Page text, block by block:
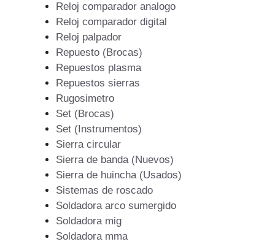
Reloj comparador analogo
Reloj comparador digital
Reloj palpador
Repuesto (Brocas)
Repuestos plasma
Repuestos sierras
Rugosimetro
Set (Brocas)
Set (Instrumentos)
Sierra circular
Sierra de banda (Nuevos)
Sierra de huincha (Usados)
Sistemas de roscado
Soldadora arco sumergido
Soldadora mig
Soldadora mma